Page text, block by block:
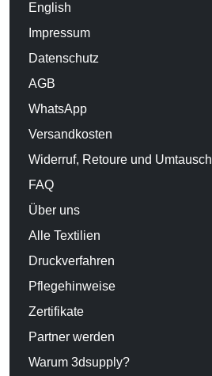
English
Impressum
Datenschutz
AGB
WhatsApp
Versandkosten
Widerruf, Retoure und Umtausch
FAQ
Über uns
Alle Textilien
Druckverfahren
Pflegehinweise
Zertifikate
Partner werden
Warum 3dsupply?